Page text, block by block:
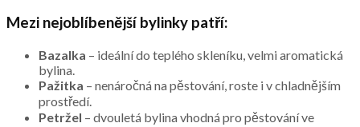
Mezi nejoblíbenější bylinky patří:
Bazalka – ideální do teplého skleníku, velmi aromatická
bylina.
Pažitka – nenáročná na pěstování, roste i v chladnějším
prostředí.
Petržel – dvouletá bylina vhodná pro pěstování ve